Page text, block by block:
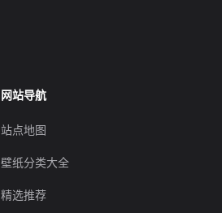
网站导航
站点地图
壁纸分类大全
精选推荐